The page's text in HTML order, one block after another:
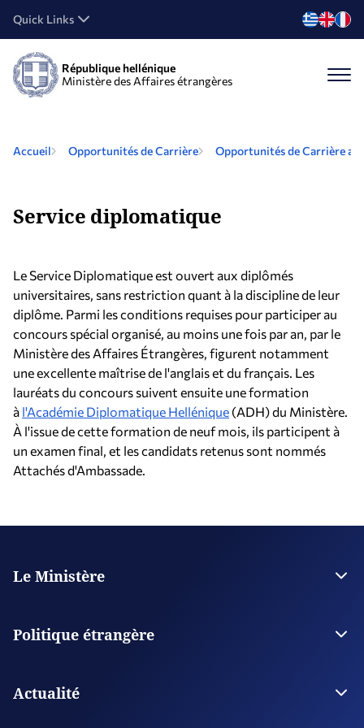
Quick Links
République hellénique
Ministère des Affaires étrangères
Accueil Opportunités de Carrière Opportunités de Carrière
Service diplomatique
Le Service Diplomatique est ouvert aux diplômés
universitaires, sans restriction quant à la discipline de leur
diplôme. Parmi les conditions requises pour participer au
concours spécial organisé, au moins une fois par an, par le
Ministère des Affaires Étrangères, figurent notamment
une excellente maîtrise de l'anglais et du français. Les
lauréats du concours suivent ensuite une formation
à l'Académie Diplomatique Hellénique (ADH) du Ministère.
À l'issue de cette formation de neuf mois, ils participent à
un examen final, et les candidats retenus sont nommés
Attachés d'Ambassade.
Le Ministère
Plan stratégique
Organisations supervisées
Politique étrangère
Questions spécifiques de politique étrangère
Politique régionale
Actualité